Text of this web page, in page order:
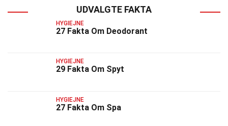
UDVALGTE FAKTA
HYGIEJNE
27 Fakta Om Deodorant
HYGIEJNE
29 Fakta Om Spyt
HYGIEJNE
27 Fakta Om Spa